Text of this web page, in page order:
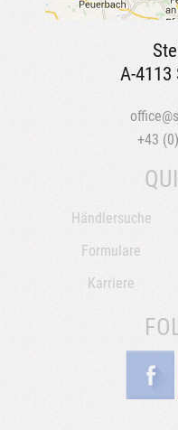
A-
+43
Händlersuche
Formulare
Karriere